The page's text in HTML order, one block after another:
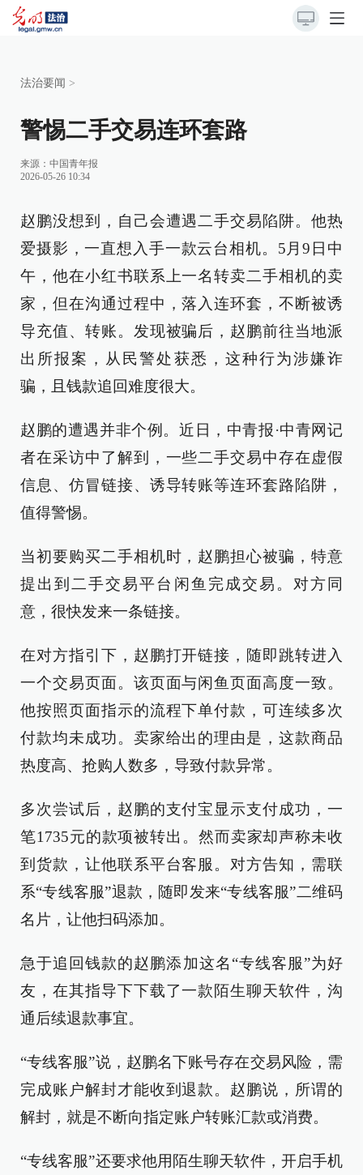
法治要闻 >
警惕二手交易连环套路
来源： 中国青年报
2026-05-26 10:34
赵鹏没想到，自己会遭遇二手交易陷阱。他热
爱摄影，一直想入手一款云台相机。5月9日中
午，他在小红书联系上一名转卖二手相机的卖
家，但在沟通过程中，落入连环套，不断被诱
导充值、转账。发现被骗后，赵鹏前往当地派
出所报案，从民警处获悉，这种行为涉嫌诈
骗，且钱款追回难度很大。
赵鹏的遭遇并非个例。近日，中青报·中青网记
者在采访中了解到，一些二手交易中存在虚假
信息、仿冒链接、诱导转账等连环套路陷阱，
值得警惕。
当初要购买二手相机时，赵鹏担心被骗，特意
提出到二手交易平台闲鱼完成交易。对方同
意，很快发来一条链接。
在对方指引下，赵鹏打开链接，随即跳转进入
一个交易页面。该页面与闲鱼页面高度一致。
他按照页面指示的流程下单付款，可连续多次
付款均未成功。卖家给出的理由是，这款商品
热度高、抢购人数多，导致付款异常。
多次尝试后，赵鹏的支付宝显示支付成功，一
笔1735元的款项被转出。然而卖家却声称未收
到货款，让他联系平台客服。对方告知，需联
系“专线客服”退款，随即发来“专线客服”二维码
名片，让他扫码添加。
急于追回钱款的赵鹏添加这名“专线客服”为好
友，在其指导下下载了一款陌生聊天软件，沟
通后续退款事宜。
“专线客服”说，赵鹏名下账号存在交易风险，需
完成账户解封才能收到退款。赵鹏说，所谓的
解封，就是不断向指定账户转账汇款或消费。
“专线客服”还要求他用陌生聊天软件，开启手机